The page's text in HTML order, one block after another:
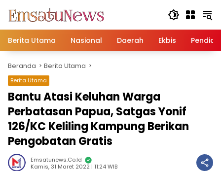
konten
Berita Utama
Nasional Daerah Ekbis
Beranda Berita Utama
Berita Utama
Bantu Atasi Keluhan Warga
Perbatasan Papua, Satgas Yonif
126/KC Keliling Kampung Berikan
Pengobatan Gratis
Emsatunews.co.id
Kamis, 31 Maret 2022 | 11:24 WIB